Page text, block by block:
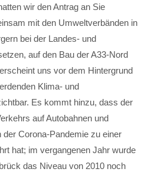
et magnis dis parturient
mus. Donec quam felis,
wir den Antrag an Sie
mit den Umweltverbänden in
bei der Landes- und
auf den Bau der A33-Nord
uns vor dem Hintergrund
Klima- und
Es kommt hinzu, dass der
auf Autobahnen und
Corona-Pandemie zu einer
hat; im vergangenen Jahr wurde
das Niveau von 2010 noch